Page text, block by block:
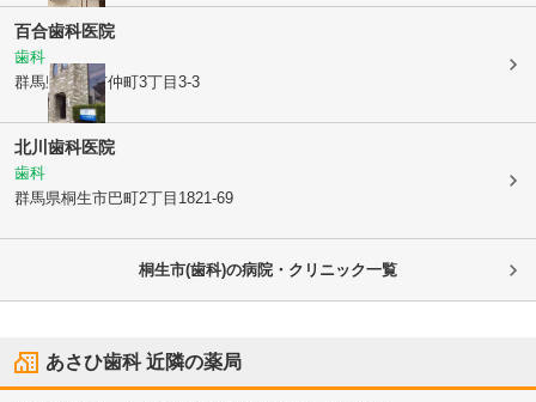
百合歯科医院
歯科
群馬県桐生市仲町3丁目3-3
北川歯科医院
歯科
群馬県桐生市巴町2丁目1821-69
桐生市(歯科)の病院・クリニック一覧
あさひ歯科近隣の薬局